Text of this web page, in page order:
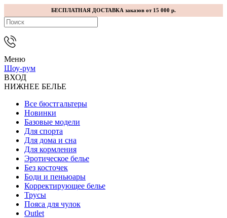
БЕСПЛАТНАЯ ДОСТАВКА заказов от 15 000 р.
Меню
Шоу-рум
ВХОД
НИЖНЕЕ БЕЛЬЕ
Все бюстгальтеры
Новинки
Базовые модели
Для спорта
Для дома и сна
Для кормления
Эротическое белье
Без косточек
Боди и пеньюары
Корректирующее белье
Трусы
Пояса для чулок
Outlet